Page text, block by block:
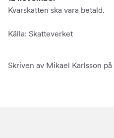
Kvarskatten ska vara betald.
Källa: Skatteverket
Skriven av Mikael Karlsson på